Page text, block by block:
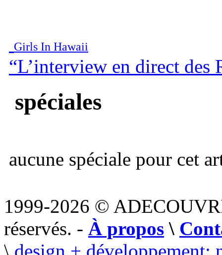
Girls In Hawaii
“L’interview en direct des
spéciales
aucune spéciale pour cet
1999-2026 ©
réservés. - À propos \